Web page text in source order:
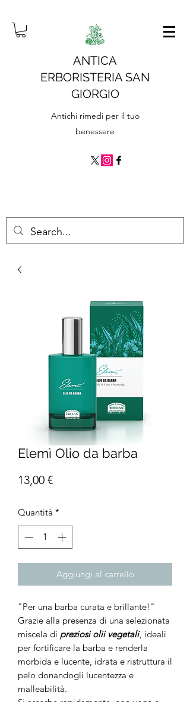
ANTICA
ERBORISTERIA SAN
GIORGIO
Antichi rimedi per il tuo
benessere
Elemì Olio da barba
13,00 €Prezzo
Quantità *
Aggiungi al carrello
"Per una barba curata e brillante!"
Grazie alla presenza di una selezionata
miscela di preziosi olii vegetali, ideali
per fortificare la barba e renderla
morbida e lucente, idrata e ristruttura il
pelo donandogli lucentezza e
malleabilità.